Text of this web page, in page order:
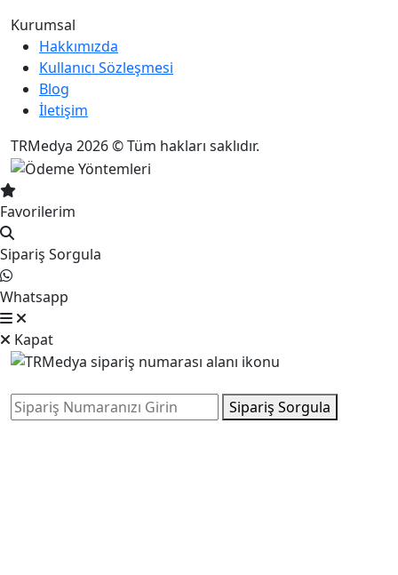
Kurumsal
Hakkımızda
Kullanıcı Sözleşmesi
Blog
İletişim
TRMedya 2026 © Tüm hakları saklıdır.
Favorilerim
Sipariş Sorgula
Whatsapp
Kapat
Sipariş Sorgula